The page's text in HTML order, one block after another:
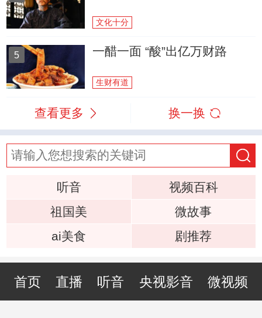
文化十分
5 一醋一面 “酸”出亿万财路
生财有道
查看更多 换一换
听音
视频百科
祖国美
微故事
ai美食
剧推荐
首页 直播 听音 央视影音 微视频